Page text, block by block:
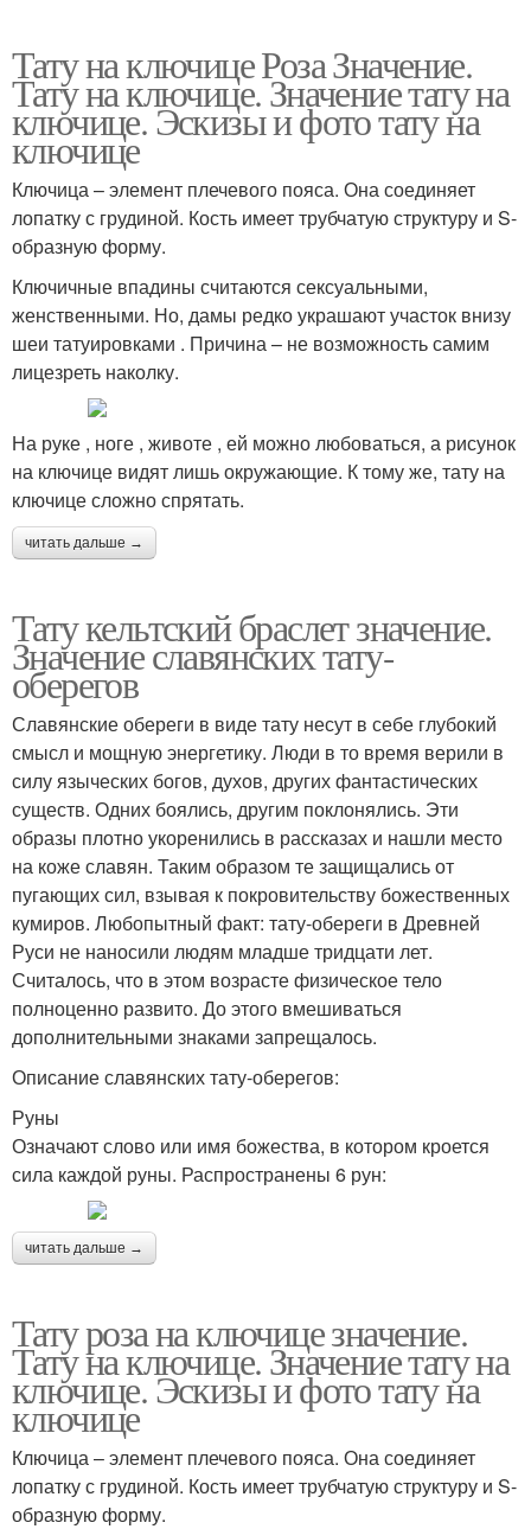
Тату на ключице Роза Значение.
Тату на ключице. Значение тату на
ключице. Эскизы и фото тату на
ключице
Ключица – элемент плечевого пояса. Она соединяет
лопатку с грудиной. Кость имеет трубчатую структуру и S-
образную форму.
Ключичные впадины считаются сексуальными,
женственными. Но, дамы редко украшают участок внизу
шеи татуировками . Причина – не возможность самим
лицезреть наколку.
На руке , ноге , животе , ей можно любоваться, а рисунок
на ключице видят лишь окружающие. К тому же, тату на
ключице сложно спрятать.
читать дальше →
Тату кельтский браслет значение.
Значение славянских тату-
оберегов
Славянские обереги в виде тату несут в себе глубокий
смысл и мощную энергетику. Люди в то время верили в
силу языческих богов, духов, других фантастических
существ. Одних боялись, другим поклонялись. Эти
образы плотно укоренились в рассказах и нашли место
на коже славян. Таким образом те защищались от
пугающих сил, взывая к покровительству божественных
кумиров. Любопытный факт: тату-обереги в Древней
Руси не наносили людям младше тридцати лет.
Считалось, что в этом возрасте физическое тело
полноценно развито. До этого вмешиваться
дополнительными знаками запрещалось.
Описание славянских тату-оберегов:
Руны
Означают слово или имя божества, в котором кроется
сила каждой руны. Распространены 6 рун:
читать дальше →
Тату роза на ключице значение.
Тату на ключице. Значение тату на
ключице. Эскизы и фото тату на
ключице
Ключица – элемент плечевого пояса. Она соединяет
лопатку с грудиной. Кость имеет трубчатую структуру и S-
образную форму.